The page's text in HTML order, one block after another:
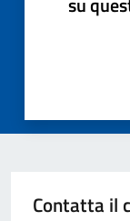
Contatta il